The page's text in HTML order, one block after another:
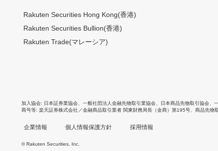
Rakuten Securities Hong Kong(香港)
Rakuten Securities Bullion(香港)
Rakuten Trade(マレーシア)
加入協会 日本証券業協会 一般社団法人金融先物取引業協会 日本商品先物取引協会
商号等 楽天証券株式会社／金融商品取引業者 関東財務局長（金商）第195号、商品先物
企業情報 個人情報保護方針 採用情報
© Rakuten Securities, Inc.